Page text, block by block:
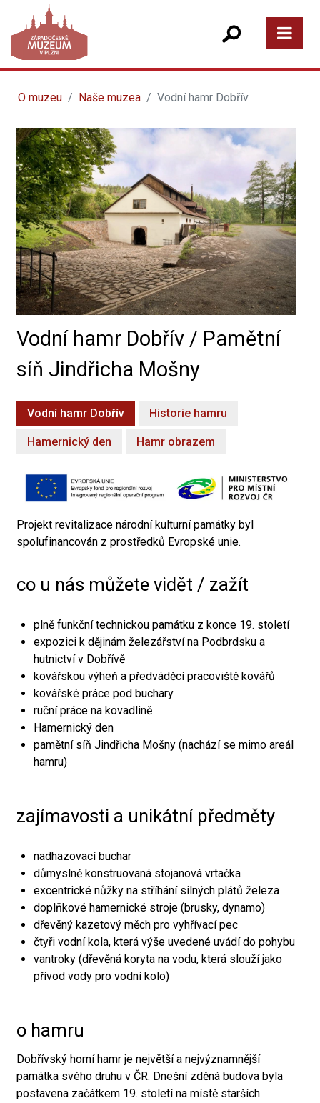
O muzeu Naše muzea Vodní hamr Dobřív
Vodní hamr Dobřív / Pamětní
síň Jindřicha Mošny
Vodní hamr Dobřív Historie hamru
Hamernický den Hamr obrazem
Projekt revitalizace národní kulturní památky byl
spolufinancován z prostředků Evropské unie.
co u nás můžete vidět / zažít
plně funkční technickou památku z konce 19. století
expozici k dějinám železářství na Podbrdsku a
hutnictví v Dobřívě
kovářskou výheň a předváděcí pracoviště kovářů
kovářské práce pod buchary
ruční práce na kovadlině
Hamernický den
pamětní síň Jindřicha Mošny (nachází se mimo areál
hamru)
zajímavosti a unikátní předměty
nadhazovací buchar
důmyslně konstruovaná stojanová vrtačka
excentrické nůžky na stříhání silných plátů železa
doplňkové hamernické stroje (brusky, dynamo)
dřevěný kazetový měch pro vyhřívací pec
čtyři vodní kola, která výše uvedené uvádí do pohybu
vantroky (dřevěná koryta na vodu, která slouží jako
přívod vody pro vodní kolo)
o hamru
Dobřívský horní hamr je největší a nejvýznamnější
památka svého druhu v ČR. Dnešní zděná budova byla
postavena začátkem 19. století na místě starších